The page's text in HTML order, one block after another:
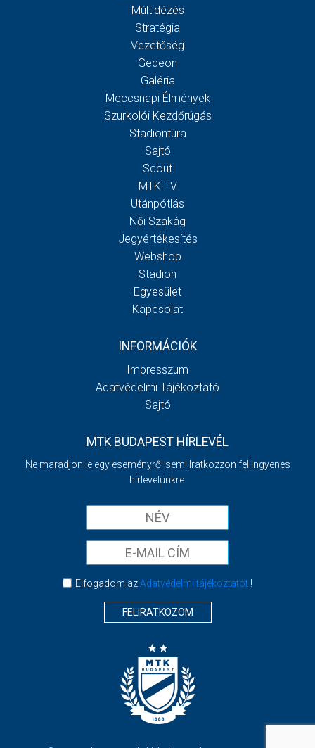
Múltidézés
Stratégia
Vezetőség
Gedeon
Galéria
Meccsnapi Élmények
Szurkolói Kezdőrúgás
Stadiontúra
Sajtó
Scout
MTK TV
Utánpótlás
Női Szakág
Jegyértékesítés
Webshop
Stadion
Egyesület
Kapcsolat
INFORMÁCIÓK
Impresszum
Adatvédelmi Tájékoztató
Sajtó
MTK BUDAPEST HÍRLEVÉL
Ne maradjon le egy eseményről sem! Iratkozzon fel ingyenes
hírlevelünkre:
Elfogadom azAdatvédelmi tájékoztatót!
FELIRATKOZOM